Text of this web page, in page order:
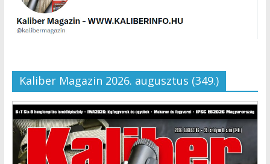
Kaliber Magazin 2026. augusztus (349.)